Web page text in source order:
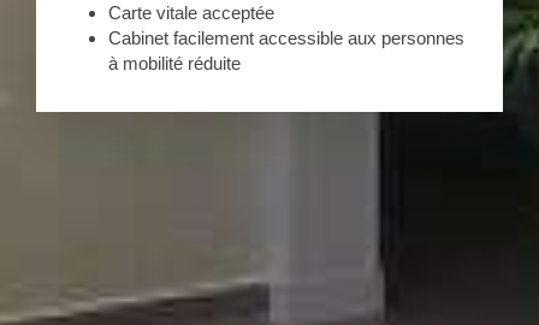
Carte vitale acceptée
Cabinet facilement accessible aux personnes
à mobilité réduite